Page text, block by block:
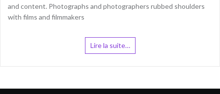
and content. Photographs and photographers rubbed shoulders
with films and filmmakers
Lire la suite…